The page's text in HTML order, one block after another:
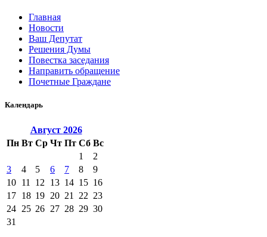
Главная
Новости
Ваш Депутат
Решения Думы
Повестка заседания
Направить обращение
Почетные Граждане
Календарь
Август 2026
Пн Вт Ср Чт Пт Сб Вс
1
2
3
4 5 6 7 8
9
10 11 12 13 14 15 16
17 18 19 20 21 22 23
24 25 26 27 28 29 30
31